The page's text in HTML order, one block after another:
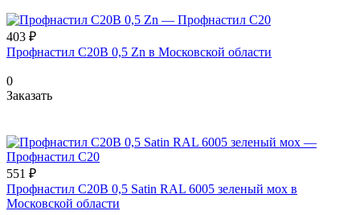
403 ₽
Профнастил С20В 0,5 Zn в Московской области
0
Заказать
551 ₽
Профнастил С20В 0,5 Satin RAL 6005 зеленый мох в
Московской области